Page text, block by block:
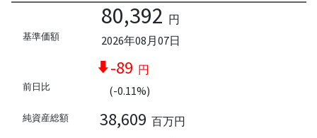
基準価額
80,392 円
2026年08月07日
前日比
-89 円
(-0.11%)
純資産総額 38,609 百万円